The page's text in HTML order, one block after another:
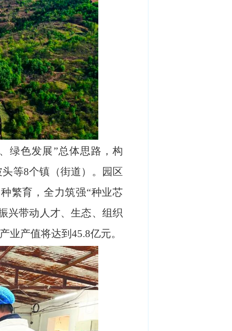
绿色发展”总体思路，构
等8个镇（街道）。园区
繁育，全力筑强“种业芯
兴带动人才、生态、组织
业产值将达到45.8亿元。